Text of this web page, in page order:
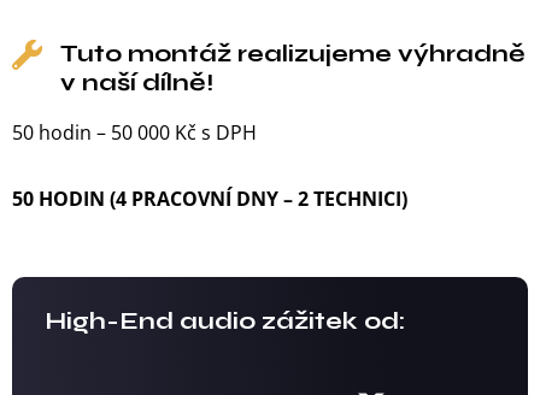
Tuto montáž realizujeme výhradně
v naší dílně!
50 hodin – 50 000 Kč s DPH
50 HODIN (4 PRACOVNÍ DNY – 2 TECHNICI)
High-End audio zážitek od: